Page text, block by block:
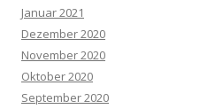
Januar 2021
Dezember 2020
November 2020
Oktober 2020
September 2020